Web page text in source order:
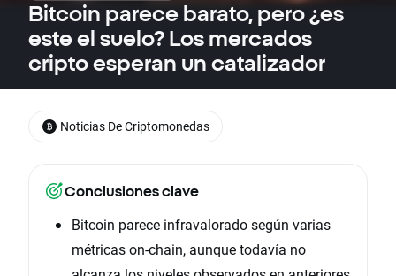
Bitcoin parece barato, pero ¿es
este el suelo? Los mercados
cripto esperan un catalizador
Conclusiones clave
Bitcoin parece infravalorado según varias
métricas on-chain, aunque todavía no
Noticias De Criptomonedas